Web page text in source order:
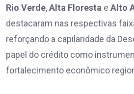
Rio Verde,Alta Floresta e Alto
destacaram nas respectivas
reforçando a capilaridade da
papel do crédito como
fortalecimento econômico